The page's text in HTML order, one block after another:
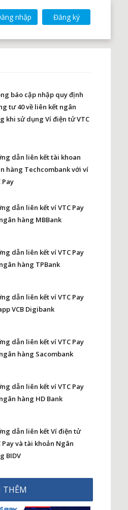
nhập Đăng ký
báo cập nhập quy định
tư 40 về liên kết ngân
khi sử dụng Ví điện tử VTC
dẫn liên kết tài khoan
hàng Techcombank với ví
Pay
dẫn liên kết ví VTC Pay
hàng MBBank
dẫn liên kết ví VTC Pay
hàng TPBank
dẫn liên kết ví VTC Pay
VCB Digibank
dẫn liên kết ví VTC Pay
hàng Sacombank
dẫn liên kết ví VTC Pay
hàng HD Bank
dẫn liên kết Ví điện tử
Pay và tài khoản Ngân
BIDV
THÊM